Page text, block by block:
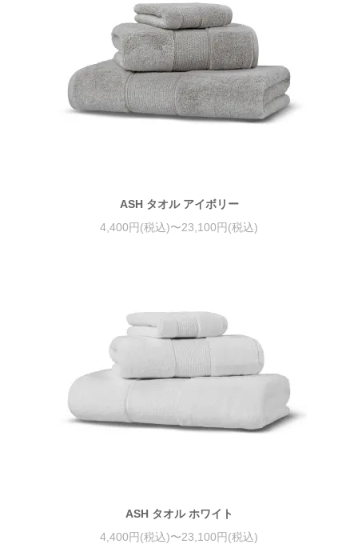
ASH タオル アイボリー
4,400円(税込)〜23,100円(税込)
ASH タオル ホワイト
4,400円(税込)〜23,100円(税込)